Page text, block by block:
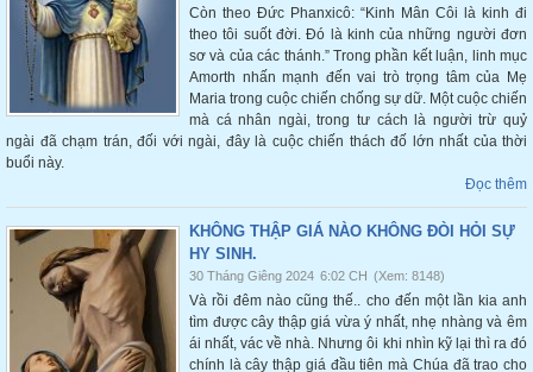
Còn theo Đức Phanxicô: “Kinh Mân Côi là kinh đi
theo tôi suốt đời. Đó là kinh của những người đơn
sơ và của các thánh.” Trong phần kết luận, linh mục
Amorth nhấn mạnh đến vai trò trọng tâm của Mẹ
Maria trong cuộc chiến chống sự dữ. Một cuộc chiến
mà cá nhân ngài, trong tư cách là người trừ quỷ
ngài đã chạm trán, đối với ngài, đây là cuộc chiến thách đố lớn nhất của thời
buổi này.
Đọc thêm
KHÔNG THẬP GIÁ NÀO KHÔNG ĐÒI HỎI SỰ
HY SINH.
30 Tháng Giêng 2024 6:02 CH (Xem: 8148)
Và rồi đêm nào cũng thế.. cho đến một lần kia anh
tìm được cây thập giá vừa ý nhất, nhẹ nhàng và êm
ái nhất, vác về nhà. Nhưng ôi khi nhìn kỹ lại thì ra đó
chính là cây thập giá đầu tiên mà Chúa đã trao cho